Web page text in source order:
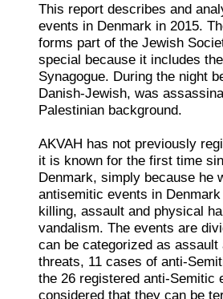
This report describes and
events in Denmark in 2015.
forms part of the Jewish
special because it includes
Synagogue. During the night
Danish-Jewish, was
Palestinian background.
AKVAH has not previously
it is known for the first time
Denmark, simply because he
antisemitic events in
killing, assault and physical
vandalism. The events are
can be categorized as
threats, 11 cases of anti-
the 26 registered anti-Semitic
considered that they can be